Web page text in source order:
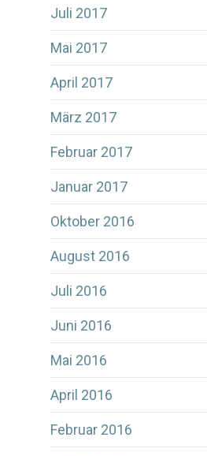
Juli 2017
Mai 2017
April 2017
März 2017
Februar 2017
Januar 2017
Oktober 2016
August 2016
Juli 2016
Juni 2016
Mai 2016
April 2016
Februar 2016